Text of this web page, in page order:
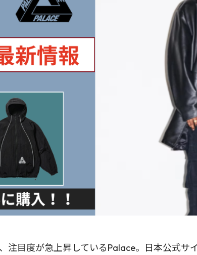
注目度が急上昇しているPalace。日本公式サ